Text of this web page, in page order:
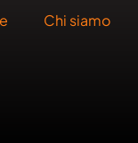
Chi siamo